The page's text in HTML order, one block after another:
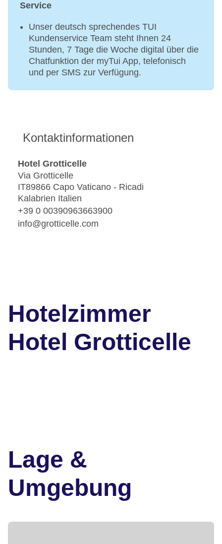
Service
Unser deutsch sprechendes TUI
Kundenservice Team steht Ihnen 24
Stunden, 7 Tage die Woche digital über die
Chatfunktion der myTui App, telefonisch
und per SMS zur Verfügung.
Kontaktinformationen
Hotel Grotticelle
Via Grotticelle
IT89866 Capo Vaticano - Ricadi
Kalabrien Italien
+39 0 00390963663900
info@grotticelle.com
Hotelzimmer
Hotel Grotticelle
Lage &
Umgebung